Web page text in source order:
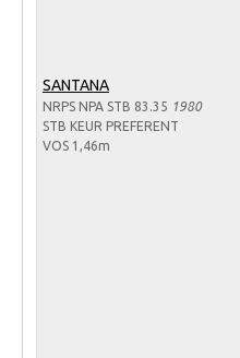
WBSFH
SANTANA
NRPS NPA STB 83.35 1980
STB KEUR PREFERENT
VOS 1,46m